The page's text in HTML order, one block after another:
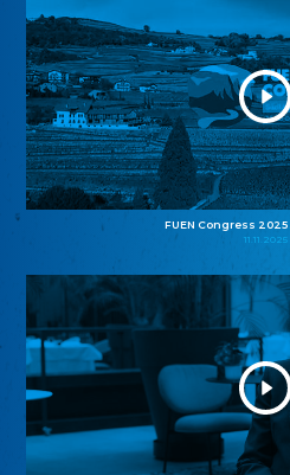
FUEN Congress 2025
11.11.2025